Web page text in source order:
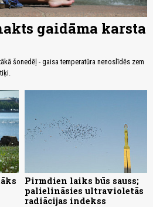
gaidāma karsta
šonedēļ - gaisa temperatūra nenoslīdēs zem
Pirmdien laiks būs sauss;
palielināsies ultravioletās
radiācijas indekss